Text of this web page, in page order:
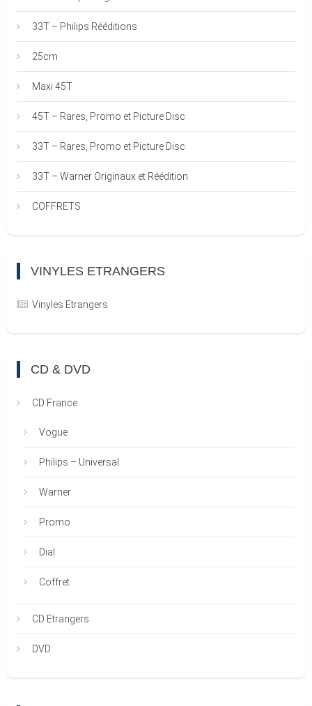
33T – Philips Rééditions
25cm
Maxi 45T
45T – Rares, Promo et Picture Disc
33T – Rares, Promo et Picture Disc
33T – Warner Originaux et Réédition
COFFRETS
VINYLES ETRANGERS
Vinyles Etrangers
CD & DVD
CD France
Vogue
Philips – Universal
Warner
Promo
Dial
Coffret
CD Etrangers
DVD